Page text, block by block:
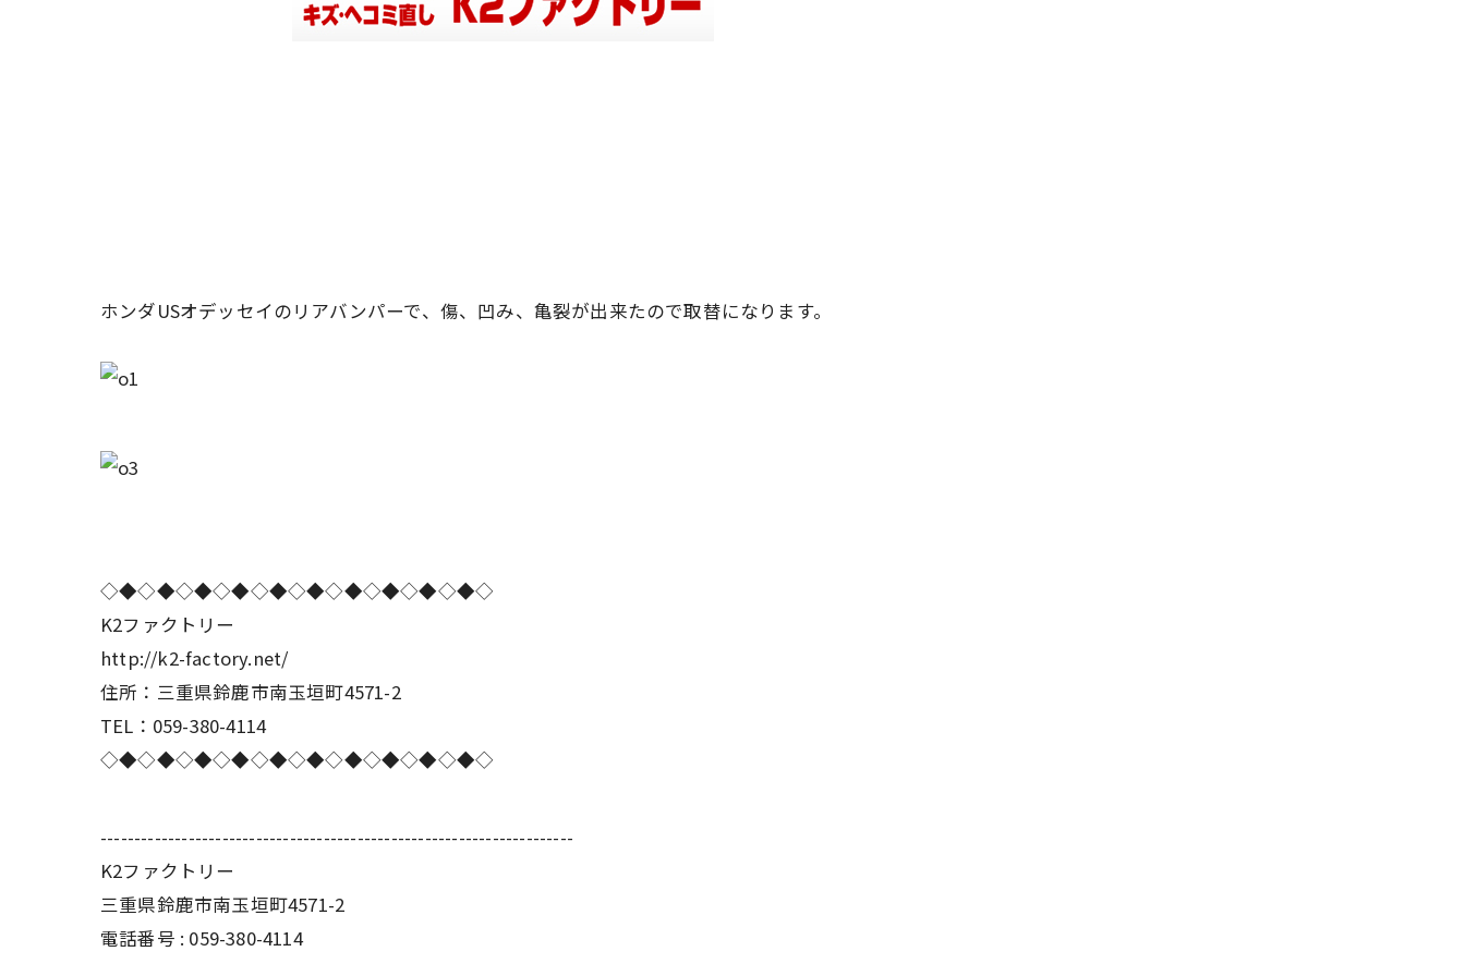
ホンダUSオデッセイのリアバンパーで、傷、凹み、亀裂が出来たので取替になります。
◇◆◇◆◇◆◇◆◇◆◇◆◇◆◇◆◇◆◇◆◇
K2ファクトリー
http://k2-factory.net/
住所：三重県鈴鹿市南玉垣町4571-2
TEL：059-380-4114
◇◆◇◆◇◆◇◆◇◆◇◆◇◆◇◆◇◆◇◆◇
----------------------------------------------------------------------
K2ファクトリー
三重県鈴鹿市南玉垣町4571-2
電話番号 : 059-380-4114